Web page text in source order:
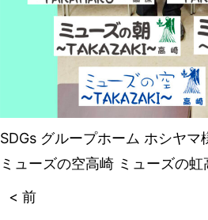
SDGs グループホーム ホシヤマ
ミューズの空高崎 ミューズの虹
< 前